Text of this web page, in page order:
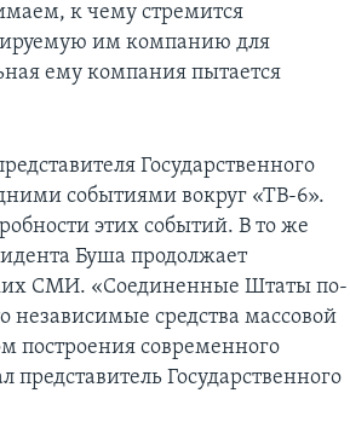
к чему стремится
им компанию для
ему компания пытается
Государственного
событиями вокруг «ТВ-6».
этих событий. В то же
Буша продолжает
СМИ. «Соединенные Штаты по-
средства массовой
построения современного
представитель Государственного